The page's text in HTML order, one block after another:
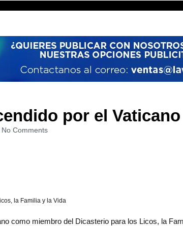
por el Vaticano
No Comments
la Familia y la Vida
como miembro del Dicasterio para los Licos, la